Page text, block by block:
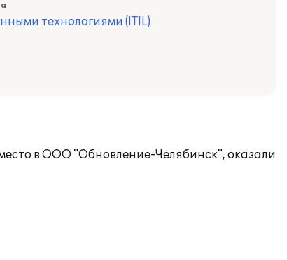
технологиями (ITIL)
в ООО "Обновление-Челябинск", оказали